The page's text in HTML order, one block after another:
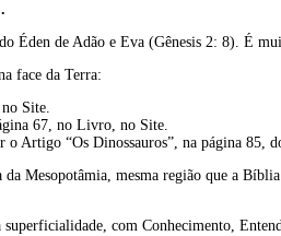
Éden de Adão e Eva (Gênesis 2: 8). É
face da Terra:
Site.
67, no Livro, no Site.
o Artigo “Os Dinossauros”, na página 85,
Mesopotâmia, mesma região que a
superficialidade, com Conhecimento,